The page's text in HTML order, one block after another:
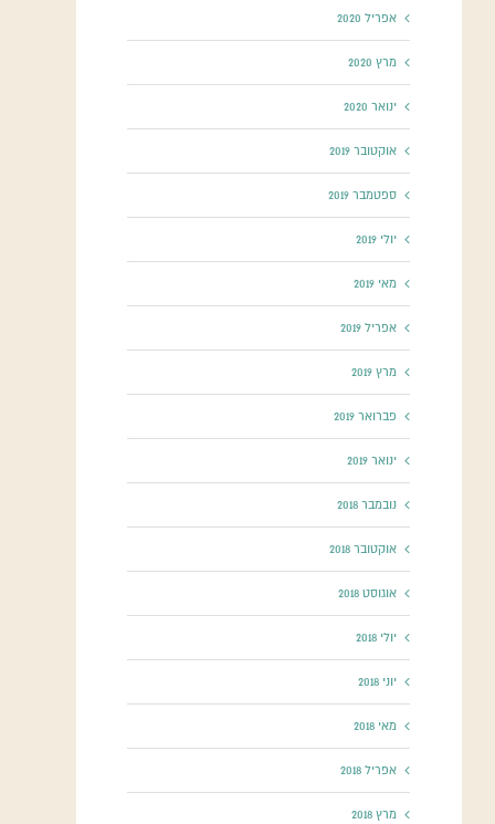
אפריל 2020
מרץ 2020
ינואר 2020
אוקטובר 2019
ספטמבר 2019
יולי 2019
מאי 2019
אפריל 2019
מרץ 2019
פברואר 2019
ינואר 2019
נובמבר 2018
אוקטובר 2018
אוגוסט 2018
יולי 2018
יוני 2018
מאי 2018
אפריל 2018
מרץ 2018